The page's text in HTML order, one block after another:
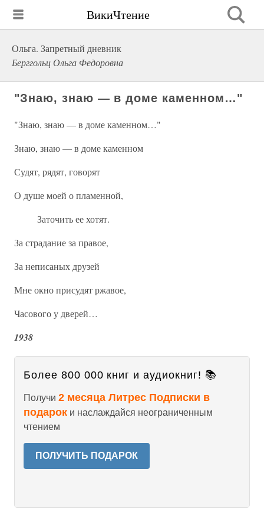
ВикиЧтение
Ольга. Запретный дневник
Берггольц Ольга Федоровна
"Знаю, знаю — в доме каменном…"
"Знаю, знаю — в доме каменном…"
Знаю, знаю — в доме каменном
Судят, рядят, говорят
О душе моей о пламенной,
Заточить ее хотят.
За страдание за правое,
За неписаных друзей
Мне окно присудят ржавое,
Часового у дверей…
1938
Более 800 000 книг и аудиокниг! 📚
Получи 2 месяца Литрес Подписки в
подарок и наслаждайся неограниченным
чтением
ПОЛУЧИТЬ ПОДАРОК